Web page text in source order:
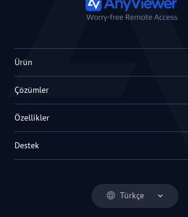
Türkçe
Ürün
Çözümler
Özellikler
Destek